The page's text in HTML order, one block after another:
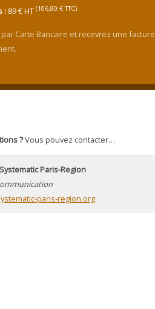
: 89 € HT (106,80 € TTC)
Carte Bancaire et recevrez une facture
?Vous pouvez contacter…
Paris-Region
paris-region.org